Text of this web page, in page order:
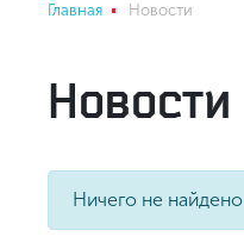
Главная Новости
Новости
Ничего не найдено